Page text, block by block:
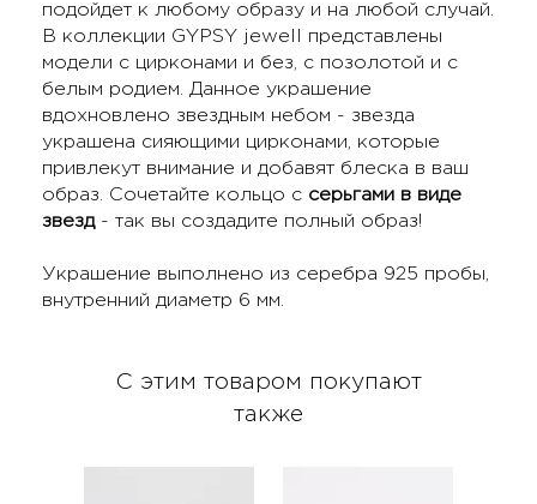
подойдет к любому образу и на любой случай.
В коллекции GYPSY jewell представлены
модели с цирконами и без, с позолотой и с
белым родием. Данное украшение
вдохновлено звездным небом - звезда
украшена сияющими цирконами, которые
привлекут внимание и добавят блеска в ваш
образ. Сочетайте кольцо с серьгами в виде
звезд- так вы создадите полный образ!
Украшение выполнено из серебра 925 пробы,
внутренний диаметр 6 мм.
С этим товаром покупают
также